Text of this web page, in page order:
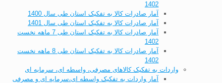
1402
آمار صادرات کالا به تفکیک استان طی سال 1400
آمار صادرات کالا به تفکیک استان طی سال 1401
آمار صادرات کالا به تفکیک استان طی 7 ماهه نخست
1402
آمار صادرات کالا به تفکیک استان طی 8 ماهه نخست
1402
واردات به تفکیک کالاهای مصرفی، واسطه ای، سرمایه ای
آمار واردات به تفکیک واسطه ای،سرمایه ای و مصرفی